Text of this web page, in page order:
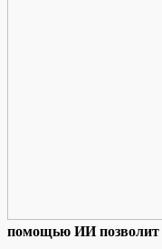
пoмoщью ИИ позволит